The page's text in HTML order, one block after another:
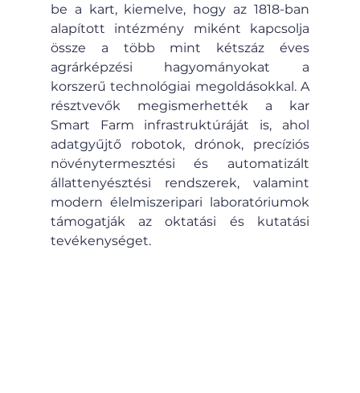
be a kart, kiemelve, hogy az 1818-ban
alapított intézmény miként kapcsolja
össze a több mint kétszáz éves
agrárképzési hagyományokat a
korszerű technológiai megoldásokkal. A
résztvevők megismerhették a kar
Smart Farm infrastruktúráját is, ahol
adatgyűjtő robotok, drónok, precíziós
növénytermesztési és automatizált
állattenyésztési rendszerek, valamint
modern élelmiszeripari laboratóriumok
támogatják az oktatási és kutatási
tevékenységet.